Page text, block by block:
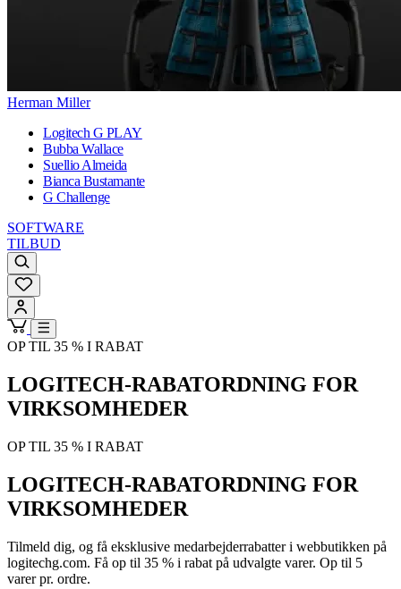
Herman Miller
Logitech G PLAY
Bubba Wallace
Suellio Almeida
Bianca Bustamante
G Challenge
SOFTWARE
TILBUD
OP TIL 35 % I RABAT
LOGITECH-RABATORDNING FOR
VIRKSOMHEDER
OP TIL 35 % I RABAT
LOGITECH-RABATORDNING FOR
VIRKSOMHEDER
Tilmeld dig, og få eksklusive medarbejderrabatter i webbutikken på
logitechg.com. Få op til 35 % i rabat på udvalgte varer. Op til 5
varer pr. ordre.